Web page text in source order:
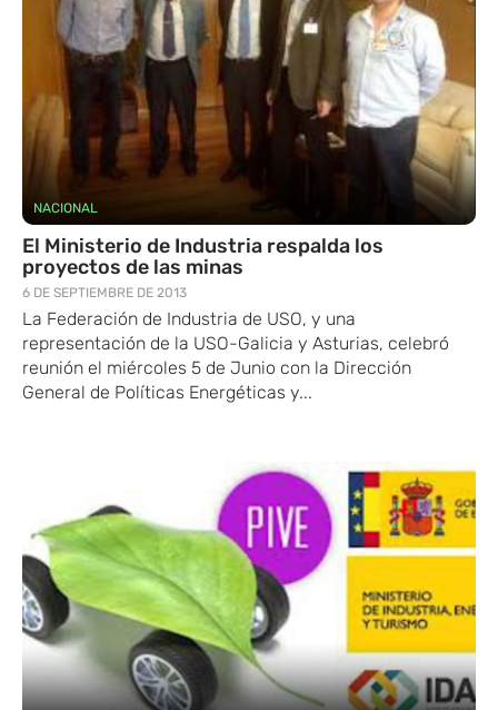
NACIONAL
El Ministerio de Industria respalda los
proyectos de las minas
6 DE SEPTIEMBRE DE 2013
La Federación de Industria de USO, y una
representación de la USO-Galicia y Asturias, celebró
reunión el miércoles 5 de Junio con la Dirección
General de Políticas Energéticas y...